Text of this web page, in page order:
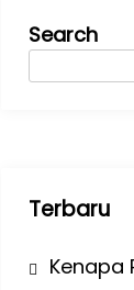
Search
Terbaru
Kenapa